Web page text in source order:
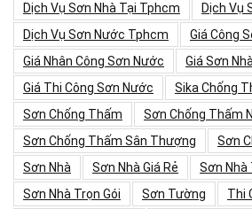
Dịch Vụ Sơn Nhà Tại Tphcm
Dịch Vụ
Dịch Vụ Sơn Nước Tphcm
Giá Công
Giá Nhân Công Sơn Nước
Giá Sơn Nhà
Giá Thi Công Sơn Nước
Sika Chống
Sơn Chống Thấm
Sơn Chống Thấm
Sơn Chống Thấm Sân Thượng
Sơn
Sơn Nhà
Sơn Nhà Giá Rẻ
Sơn Nhà
Sơn Nhà Trọn Gói
Sơn Tường
Thi